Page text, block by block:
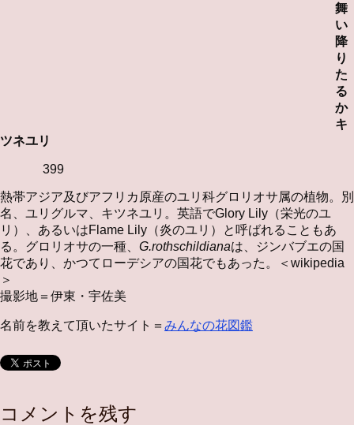
舞
い
降
り
た
る
か
キ
ツネユリ
399
熱帯アジア及びアフリカ原産のユリ科グロリオサ属の植物。別
名、ユリグルマ、キツネユリ。英語でGlory Lily（栄光のユ
リ）、あるいはFlame Lily（炎のユリ）と呼ばれることもあ
る。グロリオサの一種、 G.rothschildianaは、ジンバブエの国
花であり、かつてローデシアの国花でもあった。＜wikipedia
＞
撮影地＝伊東・宇佐美
名前を教えて頂いたサイト＝ みんなの花図鑑
コメントを残す